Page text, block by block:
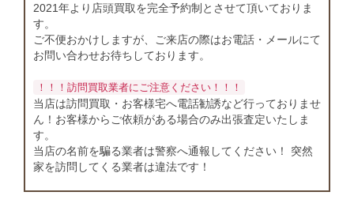
2021年より店頭買取を完全予約制とさせて頂いておりま
す。
ご不便おかけしますが、ご来店の際はお電話・メールにて
お問い合わせお待ちしております。
！！！訪問買取業者にご注意ください！！！
当店は訪問買取・お客様宅へ電話勧誘など行っておりませ
ん！お客様からご依頼がある場合のみ出張査定いたしま
す。
当店の名前を騙る業者は警察へ通報してください！ 突然
家を訪問してくる業者は違法です！